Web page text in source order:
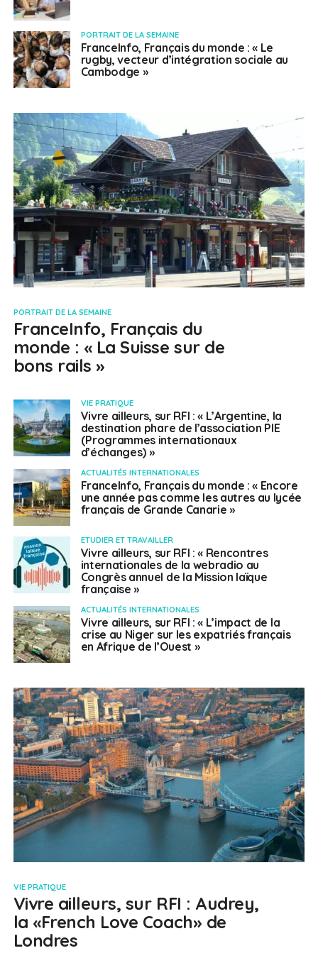
PORTRAIT DE LA SEMAINE
FranceInfo, Français du monde : « Le
rugby, vecteur d’intégration sociale au
Cambodge »
PORTRAIT DE LA SEMAINE
FranceInfo, Français du
monde : « La Suisse sur de
bons rails »
VIE PRATIQUE
Vivre ailleurs, sur RFI : « L’Argentine, la
destination phare de l’association PIE
(Programmes internationaux
d’échanges) »
ACTUALITÉS INTERNATIONALES
FranceInfo, Français du monde : « Encore
une année pas comme les autres au lycée
français de Grande Canarie »
ETUDIER ET TRAVAILLER
Vivre ailleurs, sur RFI : « Rencontres
internationales de la webradio au
Congrès annuel de la Mission laïque
française »
ACTUALITÉS INTERNATIONALES
Vivre ailleurs, sur RFI : « L’impact de la
crise au Niger sur les expatriés français
en Afrique de l’Ouest »
VIE PRATIQUE
Vivre ailleurs, sur RFI : Audrey,
la «French Love Coach» de
Londres